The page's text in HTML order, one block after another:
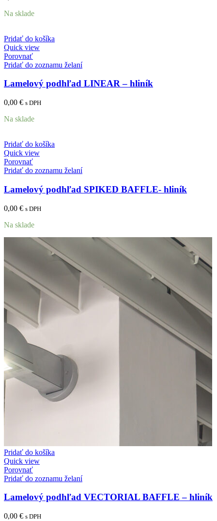
Na sklade
Pridať do košíka
Quick view
Porovnať
Pridať do zoznamu želaní
Lamelový podhľad LINEAR – hliník
0,00 € s DPH
Na sklade
Pridať do košíka
Quick view
Porovnať
Pridať do zoznamu želaní
Lamelový podhľad SPIKED BAFFLE- hliník
0,00 € s DPH
Na sklade
Pridať do košíka
Quick view
Porovnať
Pridať do zoznamu želaní
Lamelový podhľad VECTORIAL BAFFLE – hliník
0,00 € s DPH